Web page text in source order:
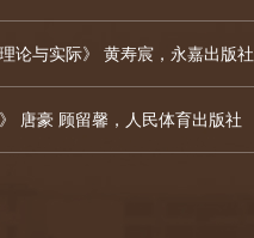
理论与实际》 黄寿宸，永嘉出版社
》 唐豪 顾留馨，人民体育出版社